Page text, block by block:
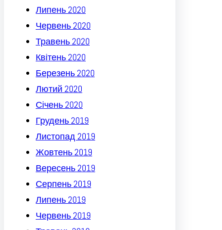
Липень 2020
Червень 2020
Травень 2020
Квітень 2020
Березень 2020
Лютий 2020
Січень 2020
Грудень 2019
Листопад 2019
Жовтень 2019
Вересень 2019
Серпень 2019
Липень 2019
Червень 2019